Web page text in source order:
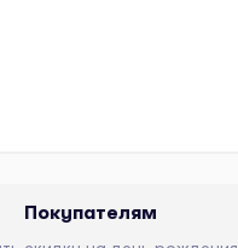
Покупателям